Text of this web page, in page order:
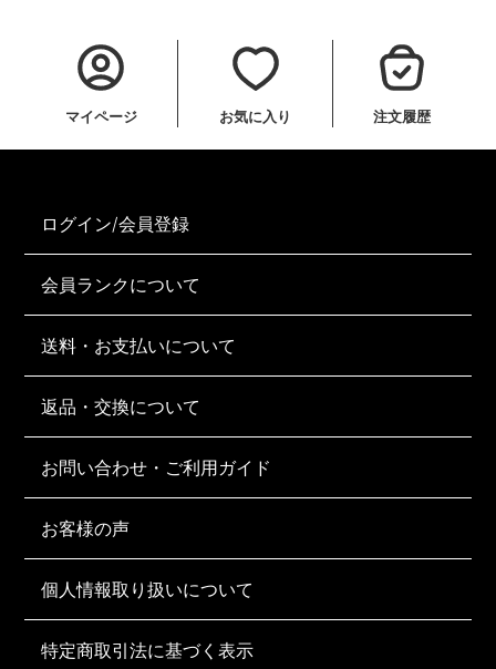
マイページ お気に入り 注文履歴
ログイン/会員登録
会員ランクについて
送料・お支払いについて
返品・交換について
お問い合わせ・ご利用ガイド
お客様の声
個人情報取り扱いについて
特定商取引法に基づく表示